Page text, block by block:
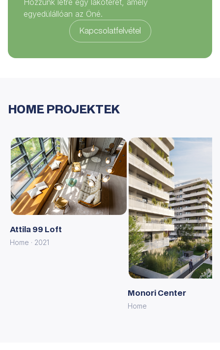
Hozzunk létre egy lakóteret, amely
egyedülállóan az Öné.
Kapcsolatfelvétel
HOME PROJEKTEK
Attila 99 Loft
Home · 2021
Monori Center
Home